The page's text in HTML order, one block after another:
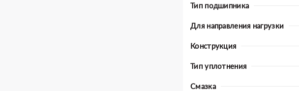
Тип подшипника
Для направления нагрузки
Конструкция
Тип уплотнения
Смазка